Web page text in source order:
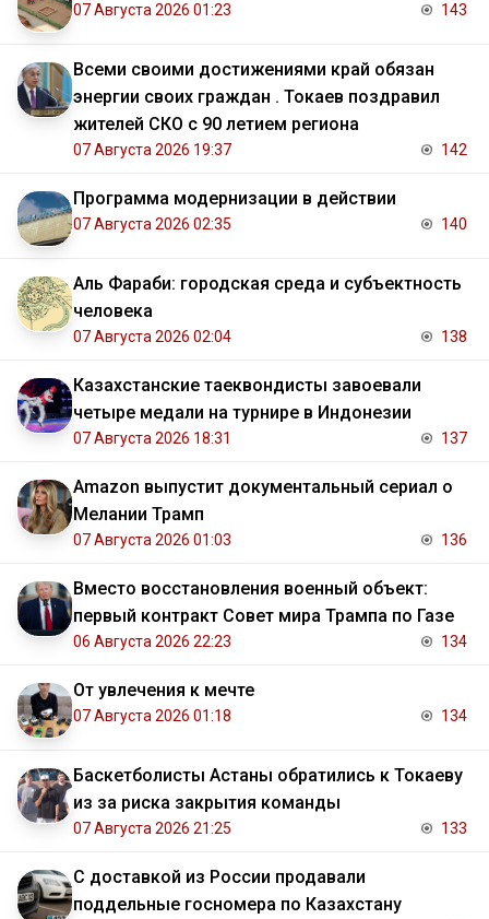
07 Августа 2026 01:23 143
Всеми своими достижениями край обязан
энергии своих граждан . Токаев поздравил
жителей СКО с 90 летием региона
07 Августа 2026 19:37 142
Программа модернизации в действии
07 Августа 2026 02:35 140
Аль Фараби: городская среда и субъектность
человека
07 Августа 2026 02:04 138
Казахстанские таеквондисты завоевали
четыре медали на турнире в Индонезии
07 Августа 2026 18:31 137
Amazon выпустит документальный сериал о
Мелании Трамп
07 Августа 2026 01:03 136
Вместо восстановления военный объект:
первый контракт Совет мира Трампа по Газе
06 Августа 2026 22:23 134
От увлечения к мечте
07 Августа 2026 01:18 134
Баскетболисты Астаны обратились к Токаеву
из за риска закрытия команды
07 Августа 2026 21:25 133
С доставкой из России продавали
поддельные госномера по Казахстану